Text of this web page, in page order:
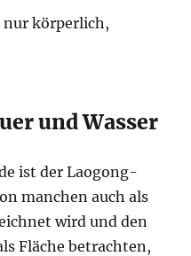
körperlich,
und Wasser
ist der Laogong-
manchen auch als
wird und den
Fläche betrachten,